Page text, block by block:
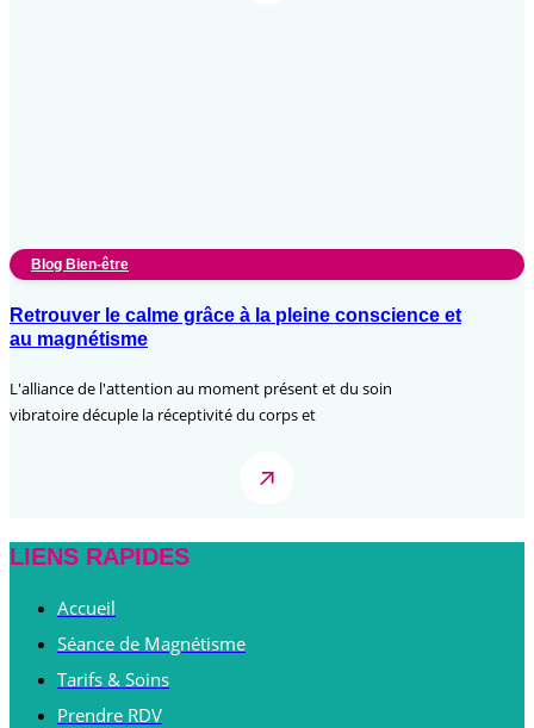
Blog Bien-être
Retrouver le calme grâce à la pleine conscience et
au magnétisme
L'alliance de l'attention au moment présent et du soin
vibratoire décuple la réceptivité du corps et
LIENS RAPIDES
Accueil
Séance de Magnétisme
Tarifs & Soins
Prendre RDV